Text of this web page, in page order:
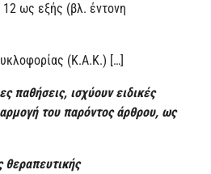
ως εξής (βλ. έντονη
(Κ.Α.Κ.) […]
παθήσεις, ισχύουν ειδικές
του παρόντος άρθρου, ως
θεραπευτικής